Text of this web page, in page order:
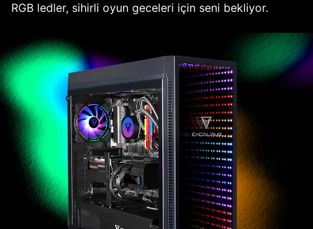
RGB ledler, sihirli oyun geceleri için seni bekliyor.